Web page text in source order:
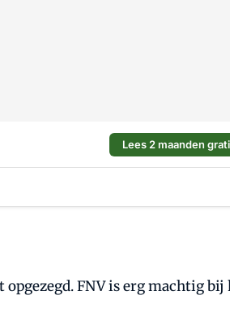
Lees 2 maanden
FNV is erg machtig bij